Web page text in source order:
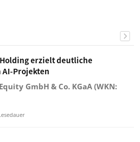
erzielt deutliche
Projekten
GmbH & Co. KGaA (WKN: